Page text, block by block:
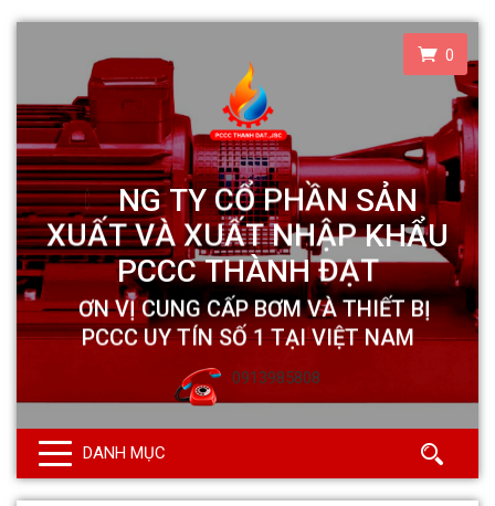
0
0913985808
DANH MỤC